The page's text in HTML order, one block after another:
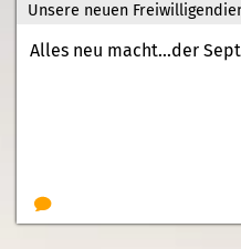
Unsere neuen
Alles neu macht...der